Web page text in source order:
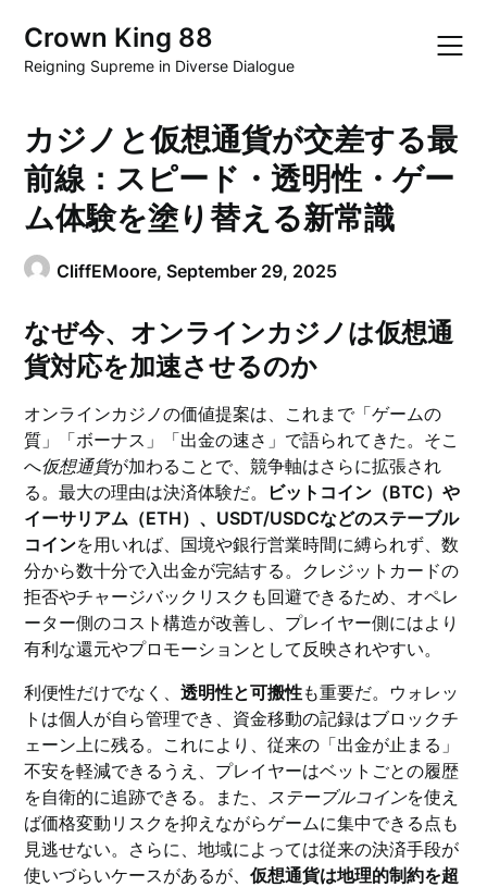
content
Crown King 88
Reigning Supreme in Diverse Dialogue
カジノと仮想通貨が交差する最
前線：スピード・透明性・ゲー
ム体験を塗り替える新常識
CliffEMoore,September 29, 2025
なぜ今、オンラインカジノは仮想通
貨対応を加速させるのか
オンラインカジノの価値提案は、これまで「ゲームの
質」「ボーナス」「出金の速さ」で語られてきた。そこ
へ仮想通貨が加わることで、競争軸はさらに拡張され
る。最大の理由は決済体験だ。
ビットコイン（BTC）や
イーサリアム（ETH）、USDT/USDCなどのステーブル
コインを用いれば、国境や銀行営業時間に縛られず、数
分から数十分で入出金が完結する。クレジットカードの
拒否やチャージバックリスクも回避できるため、オペレ
ーター側のコスト構造が改善し、プレイヤー側にはより
有利な還元やプロモーションとして反映されやすい。
利便性だけでなく、透明性と可搬性も重要だ。ウォレッ
トは個人が自ら管理でき、資金移動の記録はブロックチ
ェーン上に残る。これにより、従来の「出金が止まる」
不安を軽減できるうえ、プレイヤーはベットごとの履歴
を自衛的に追跡できる。また、 ステーブルコインを使え
ば価格変動リスクを抑えながらゲームに集中できる点も
見逃せない。さらに、地域によっては従来の決済手段が
使いづらいケースがあるが、仮想通貨は地理的制約を超